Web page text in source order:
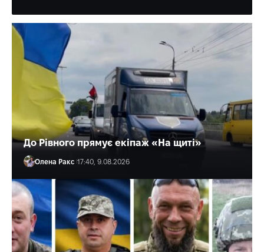
До Рівного прямує екіпаж «На щиті»
Олена Ракс 17:40, 9.08.2026